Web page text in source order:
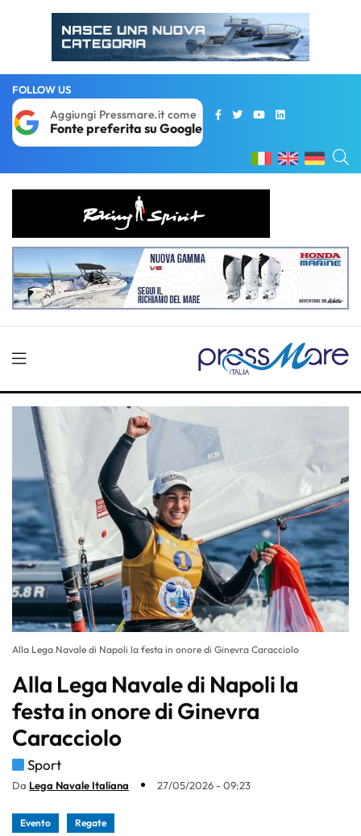
FOLLOW US
Aggiungi Pressmare.it come
Fonte preferita su Google
Alla Lega Navale di Napoli la festa in onore di Ginevra Caracciolo
Alla Lega Navale di Napoli la
festa in onore di Ginevra
Caracciolo
Sport
Da Lega Navale Italiana 27/05/2026 - 09:23
Evento Regate